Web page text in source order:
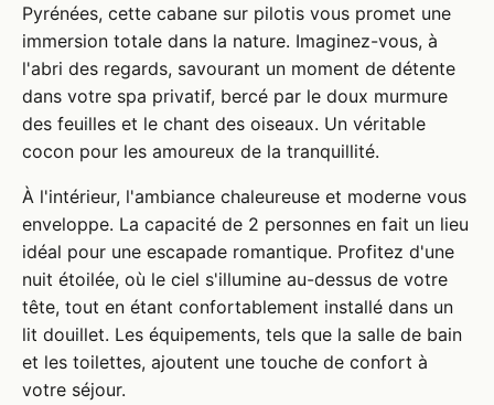
Pyrénées, cette cabane sur pilotis vous promet une
immersion totale dans la nature. Imaginez-vous, à
l'abri des regards, savourant un moment de détente
dans votre spa privatif, bercé par le doux murmure
des feuilles et le chant des oiseaux. Un véritable
cocon pour les amoureux de la tranquillité.
À l'intérieur, l'ambiance chaleureuse et moderne vous
enveloppe. La capacité de 2 personnes en fait un lieu
idéal pour une escapade romantique. Profitez d'une
nuit étoilée, où le ciel s'illumine au-dessus de votre
tête, tout en étant confortablement installé dans un
lit douillet. Les équipements, tels que la salle de bain
et les toilettes, ajoutent une touche de confort à
votre séjour.